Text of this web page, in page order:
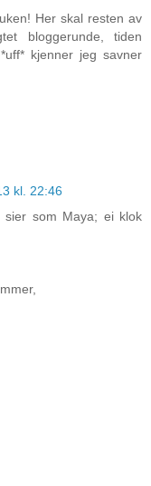
Her skal resten av
bloggerunde, tiden
kjenner jeg savner
kl. 22:46
sier som Maya; ei klok